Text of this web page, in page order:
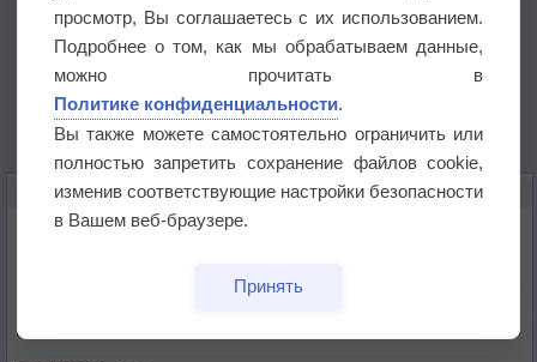
ЭТО ИНТЕРЕСНО
Почему северный загар цветом отличается от
Букет сирени вреден для здоровья
просмотр, Вы соглашаетесь с их использованием.
Подробнее о том, как мы обрабатываем данные,
можно прочитать в
Политике конфиденциальности.
Вы также можете самостоятельно ограничить или
полностью запретить сохранение файлов cookie,
изменив соответствующие настройки безопасности
в Вашем веб-браузере.
Принять